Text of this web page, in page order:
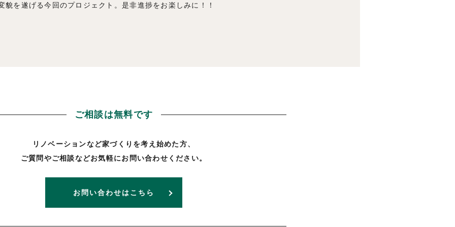
貌を遂げる今回のプロジェクト。是非進捗をお楽しみに！！
ご相談は無料です
リノベーションなど家づくりを考え始めた方、
ご質問やご相談などお気軽にお問い合わせください。
お問い合わせはこちら